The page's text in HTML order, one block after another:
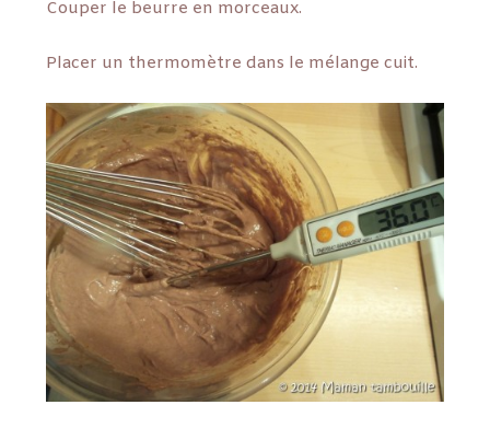
Couper le beurre en morceaux.
Placer un thermomètre dans le mélange cuit.